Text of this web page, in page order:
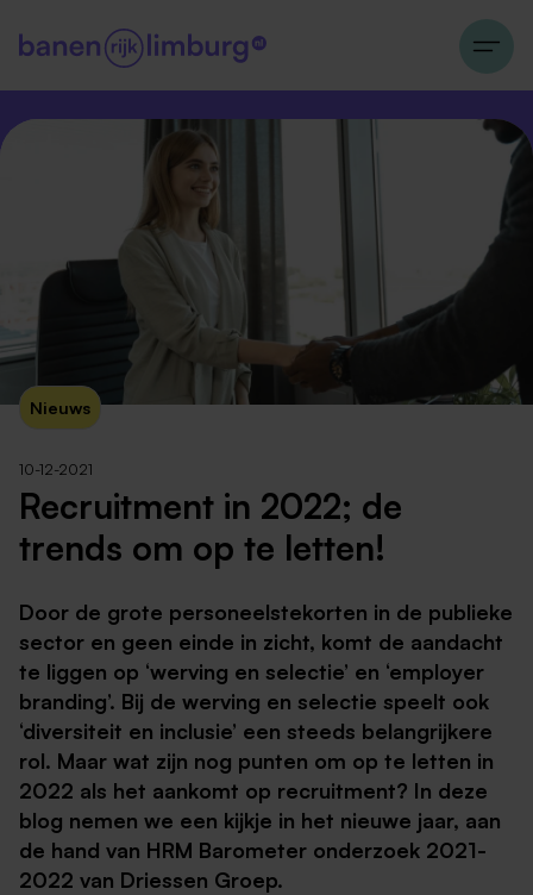
Nieuws
10-12-2021
Recruitment in 2022; de
trends om op te letten!
Door de grote personeelstekorten in de publieke
sector en geen einde in zicht, komt de aandacht
te liggen op ‘werving en selectie’ en ‘employer
branding’. Bij de werving en selectie speelt ook
‘diversiteit en inclusie’ een steeds belangrijkere
rol. Maar wat zijn nog punten om op te letten in
2022 als het aankomt op recruitment? In deze
blog nemen we een kijkje in het nieuwe jaar, aan
de hand van HRM Barometer onderzoek 2021-
2022 van Driessen Groep.